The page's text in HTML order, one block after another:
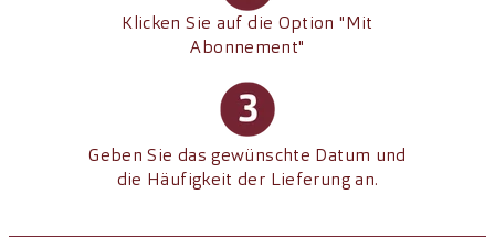
Klicken Sie auf die Option "Mit
Abonnement"
Geben Sie das gewünschte Datum und
die Häufigkeit der Lieferung an.